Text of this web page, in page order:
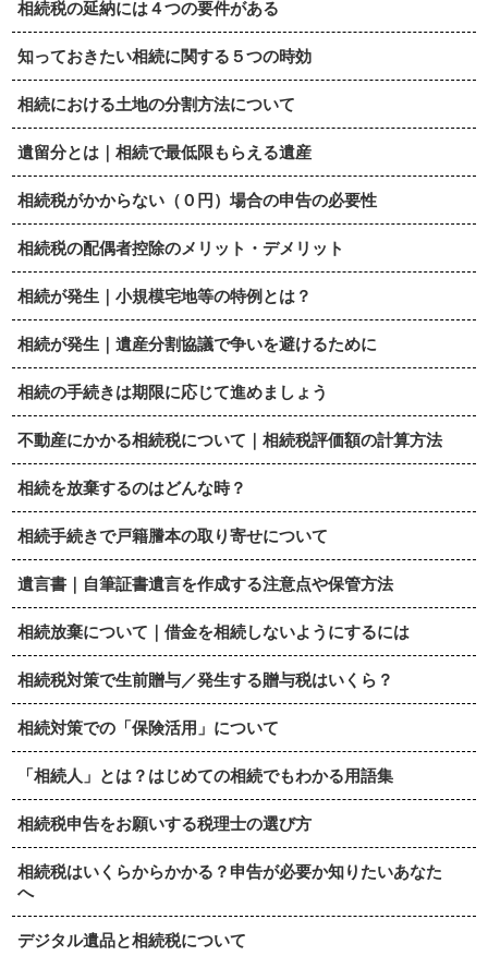
相続税の延納には４つの要件がある
知っておきたい相続に関する５つの時効
相続における土地の分割方法について
遺留分とは｜相続で最低限もらえる遺産
相続税がかからない（０円）場合の申告の必要性
相続税の配偶者控除のメリット・デメリット
相続が発生｜小規模宅地等の特例とは？
相続が発生｜遺産分割協議で争いを避けるために
相続の手続きは期限に応じて進めましょう
不動産にかかる相続税について｜相続税評価額の計算方法
相続を放棄するのはどんな時？
相続手続きで戸籍謄本の取り寄せについて
遺言書｜自筆証書遺言を作成する注意点や保管方法
相続放棄について｜借金を相続しないようにするには
相続税対策で生前贈与／発生する贈与税はいくら？
相続対策での「保険活用」について
「相続人」とは？はじめての相続でもわかる用語集
相続税申告をお願いする税理士の選び方
相続税はいくらからかかる？申告が必要か知りたいあなた
へ
デジタル遺品と相続税について